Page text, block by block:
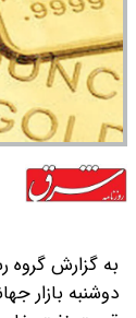
به گزارش گروه
دوشنبه بازار